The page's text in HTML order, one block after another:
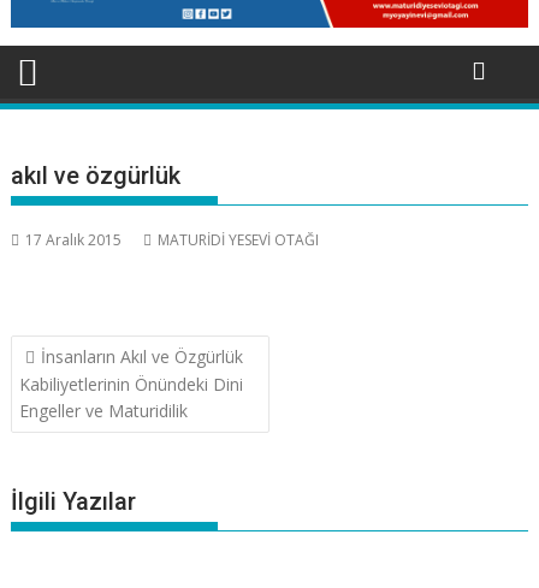
akıl ve özgürlük
17 Aralık 2015 MATURİDİ YESEVİ OTAĞI
Yazı
gezinmesi
İnsanların Akıl ve Özgürlük
Kabiliyetlerinin Önündeki Dini
Engeller ve Maturidilik
İlgili Yazılar